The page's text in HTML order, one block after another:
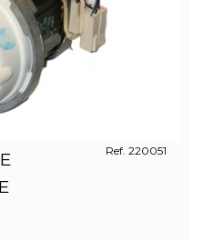
Ref. 220051